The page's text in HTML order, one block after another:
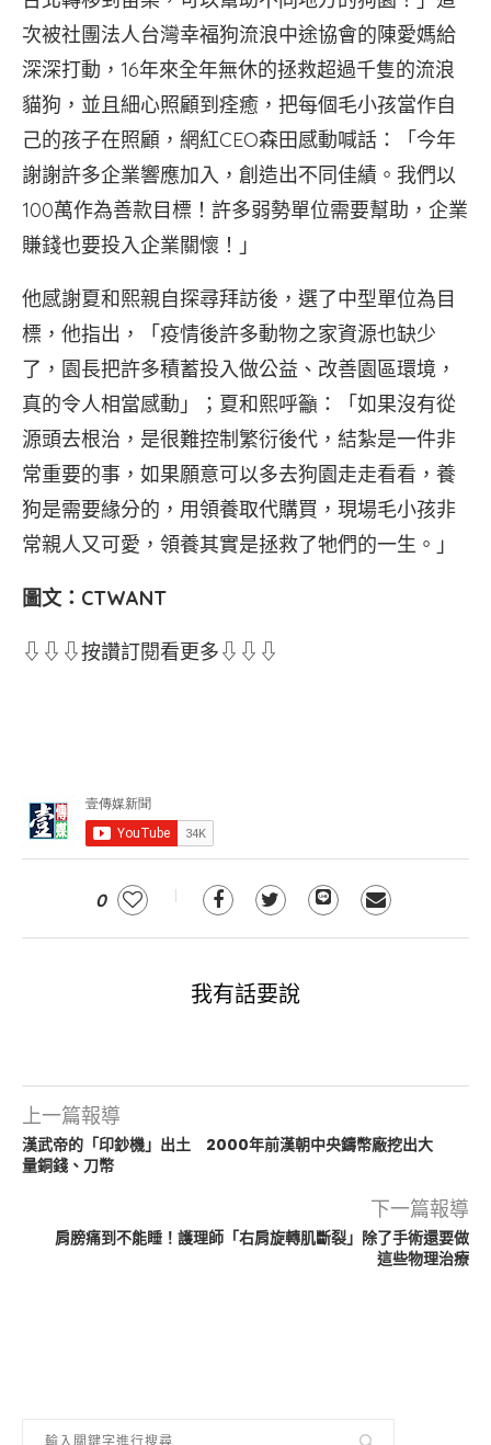
次被社團法人台灣幸福狗流浪中途協會的陳愛媽給
深深打動，16年來全年無休的拯救超過千隻的流浪
貓狗，並且細心照顧到痊癒，把每個毛小孩當作自
己的孩子在照顧，網紅CEO森田感動喊話：「今年
謝謝許多企業響應加入，創造出不同佳績。我們以
100萬作為善款目標！許多弱勢單位需要幫助，企業
賺錢也要投入企業關懷！」
他感謝夏和熙親自探尋拜訪後，選了中型單位為目
標，他指出，「疫情後許多動物之家資源也缺少
了，園長把許多積蓄投入做公益、改善園區環境，
真的令人相當感動」；夏和熙呼籲：「如果沒有從
源頭去根治，是很難控制繁衍後代，結紮是一件非
常重要的事，如果願意可以多去狗園走走看看，養
狗是需要緣分的，用領養取代購買，現場毛小孩非
常親人又可愛，領養其實是拯救了牠們的一生。」
圖文：CTWANT
⇩⇩⇩按讚訂閱看更多⇩⇩⇩
0
我有話要說
上一篇報導
漢武帝的「印鈔機」出土 2000年前漢朝中央鑄幣廠挖出大
量銅錢、刀幣
下一篇報導
肩膀痛到不能睡！護理師「右肩旋轉肌斷裂」除了手術還要做
這些物理治療